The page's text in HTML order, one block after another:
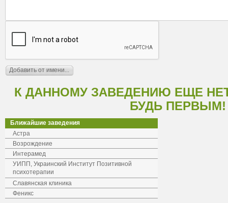
К ДАННОМУ ЗАВЕДЕНИЮ ЕЩЕ
БУДЬ ПЕРВЫМ!
Ближайшие заведения
Астра
Возрождение
Интерамед
УИПП, Украинский Институт Позитивной
психотерапии
Славянская клиника
Феникс